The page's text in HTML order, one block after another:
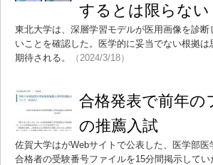
するとは限らない
東北大学は、深層学習モデルが医用画像を診
いことを確認した。医学的に妥当でない根拠
期待される。
（2024/3/18）
合格発表で前年
の推薦入試
佐賀大学はがWebサイトで公表した、医学部
合格者の受験番号ファイルを15分間掲示してい